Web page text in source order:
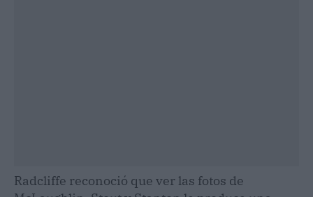
Radcliffe reconoció que ver las fotos de